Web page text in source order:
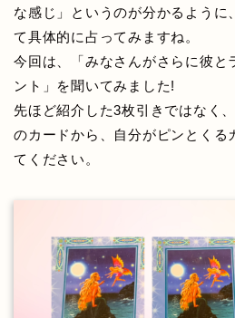
な感じ」というのが分かるように
て具体的に占ってみますね。
今回は、「みなさんがさらに彼と
ント」を聞いてみました!
先ほど紹介した3枚引きではなく
のカードから、自分がピンとくる
てください。